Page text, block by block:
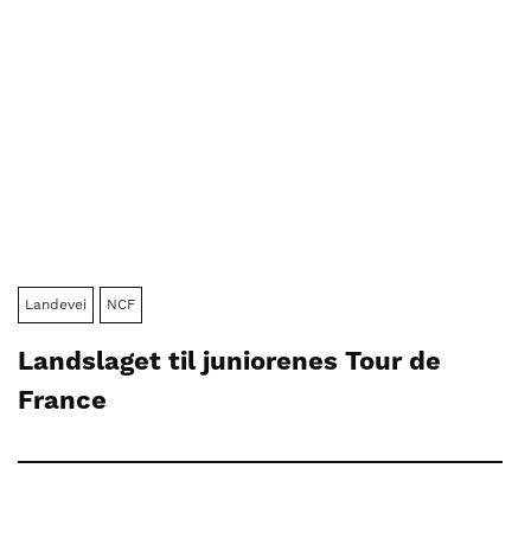
Landevei NCF
Landslaget til juniorenes Tour de
France